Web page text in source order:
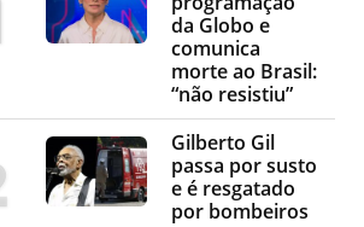
da Globo e
comunica
morte ao Brasil:
“não resistiu”
Gilberto Gil
passa por susto
e é resgatado
por bombeiros